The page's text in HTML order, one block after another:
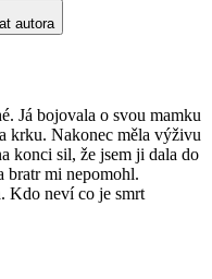
autora
Já bojovala o svou mamku
krku. Nakonec měla výživu
konci sil, že jsem ji dala do
bratr mi nepomohl.
Kdo neví co je smrt